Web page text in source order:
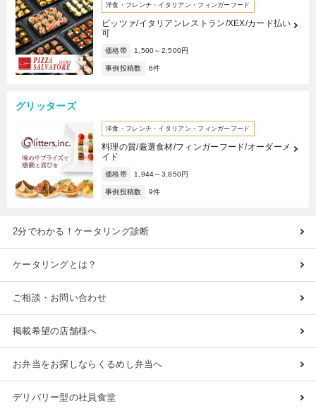
洋食・フレンチ・イタリアン・フィンガーフード
ピッツァ/イタリアンレストラン/XEX/カード払い
可
価格帯 1,500～2,500円
事例投稿数 6件
グリッターズ
洋食・フレンチ・イタリアン・フィンガーフード
料理の質/厳選食材/フィンガーフード/オーダーメ
イド
価格帯 1,944～3,850円
事例投稿数 9件
2分でわかる！ケータリング診断
ケータリングとは？
ご相談・お問い合わせ
掲載希望の店舗様へ
お弁当をお探しならくるめし弁当へ
デリバリー型の社員食堂